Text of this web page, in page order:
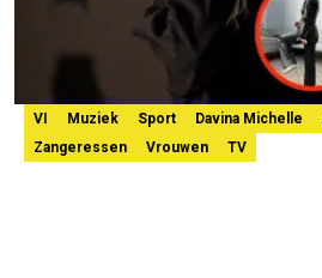
VI Muziek Sport Davina Michelle
Zangeressen
Vrouwen TV